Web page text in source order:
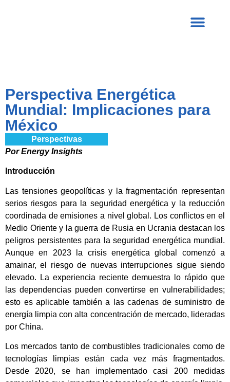
Perspectiva Energética
Mundial: Implicaciones para
México
Perspectivas
Por Energy Insights
Introducción
Las tensiones geopolíticas y la fragmentación representan
serios riesgos para la seguridad energética y la reducción
coordinada de emisiones a nivel global. Los conflictos en el
Medio Oriente y la guerra de Rusia en Ucrania destacan los
peligros persistentes para la seguridad energética mundial.
Aunque en 2023 la crisis energética global comenzó a
amainar, el riesgo de nuevas interrupciones sigue siendo
elevado. La experiencia reciente demuestra lo rápido que
las dependencias pueden convertirse en vulnerabilidades;
esto es aplicable también a las cadenas de suministro de
energía limpia con alta concentración de mercado, lideradas
por China.
Los mercados tanto de combustibles tradicionales como de
tecnologías limpias están cada vez más fragmentados.
Desde 2020, se han implementado casi 200 medidas